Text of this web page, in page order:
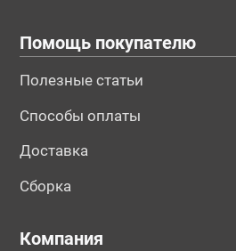
Помощь покупателю
Полезные статьи
Способы оплаты
Доставка
Сборка
Компания